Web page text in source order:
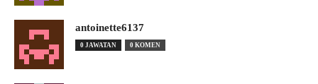
antoinette6137
0 JAWATAN 0 KOMEN